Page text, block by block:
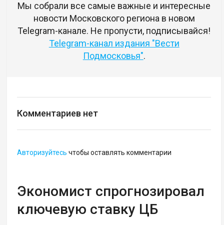
Мы собрали все самые важные и интересные
новости Московского региона в новом
Telegram-канале. Не пропусти, подписывайся!
Telegram-канал издания "Вести
Подмосковья".
Комментариев нет
Авторизуйтесь чтобы оставлять комментарии
Экономист спрогнозировал
ключевую ставку ЦБ